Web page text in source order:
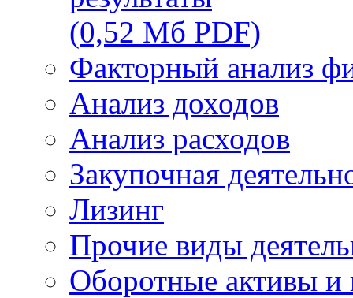
(0,52 Мб PDF)
Факторный анализ
Анализ доходов
Анализ расходов
Закупочная
Лизинг
Прочие виды
Оборотные активы и